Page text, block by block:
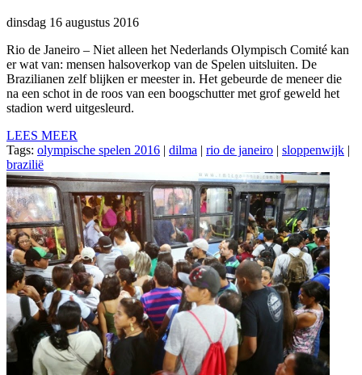
dinsdag 16 augustus 2016
Rio de Janeiro – Niet alleen het Nederlands Olympisch Comité kan
er wat van: mensen halsoverkop van de Spelen uitsluiten. De
Brazilianen zelf blijken er meester in. Het gebeurde de meneer die
na een schot in de roos van een boogschutter met grof geweld het
stadion werd uitgesleurd.
LEES MEER
Tags: olympische spelen 2016 | dilma | rio de janeiro | sloppenwijk |
brazilië